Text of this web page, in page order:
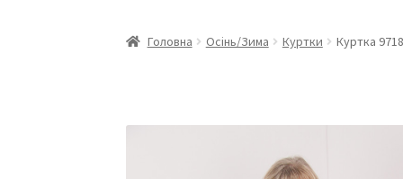
Головна Осінь/Зима Куртки Куртка